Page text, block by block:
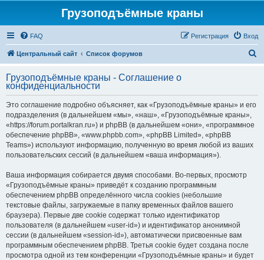
Грузоподъёмные краны
FAQ Вход
Регистрация
Центральный сайт Список форумов
с
Грузоподъёмные краны - Соглашение о
конфиденциальности
Это соглашение подробно объясняет, как «Грузоподъёмные краны» и его
подразделения (в дальнейшем «мы», «наш», «Грузоподъёмные краны»,
«https://forum.portalkran.ru») и phpBB (в дальнейшем «они», «программное
обеспечение phpBB», «www.phpbb.com», «phpBB Limited», «phpBB
Teams») используют информацию, полученную во время любой из ваших
пользовательских сессий (в дальнейшем «ваша информация»).
Ваша информация собирается двумя способами. Во-первых, просмотр
«Грузоподъёмные краны» приведёт к созданию программным
обеспечением phpBB определённого числа cookies (небольшие
текстовые файлы, загружаемые в папку временных файлов вашего
браузера). Первые две cookie содержат только идентификатор
пользователя (в дальнейшем «user-id») и идентификатор анонимной
сессии (в дальнейшем «session-id»), автоматически присвоенные вам
программным обеспечением phpBB. Третья cookie будет создана после
просмотра одной из тем конференции «Грузоподъёмные краны» и будет